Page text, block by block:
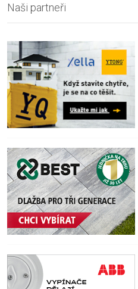
Naši partneři